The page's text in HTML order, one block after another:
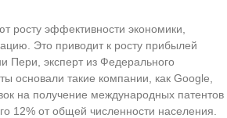
росту эффективности экономики,
Это приводит к росту прибылей
Пери, эксперт из Федерального
основали такие компании, как Google,
на получение международных патентов
12% от общей численности населения.